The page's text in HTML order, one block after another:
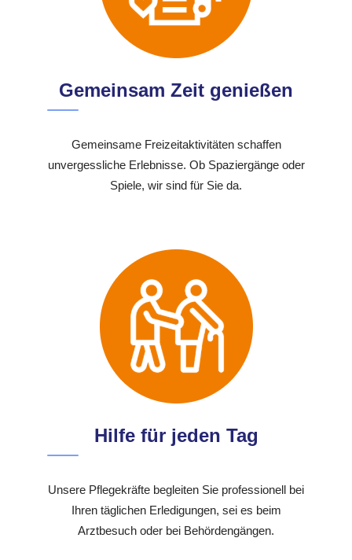
Gemeinsam Zeit genießen
Gemeinsame Freizeitaktivitäten schaffen
unvergessliche Erlebnisse. Ob Spaziergänge oder
Spiele, wir sind für Sie da.
Hilfe für jeden Tag
Unsere Pflegekräfte begleiten Sie professionell bei
Ihren täglichen Erledigungen, sei es beim
Arztbesuch oder bei Behördengängen.